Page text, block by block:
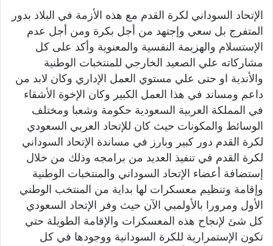
الإتحاد السوداني لكرة القدم مع هذه الأزمة في البلاد بدور
المتفرج بل سعي وإجتهد من أجل بكرة ومن أجل عدم
الإستسلام والهزيمة النفسية والمعنوية وأكد على كل
مشاركاته علي الصعيد الخارجي للمنتخبات الوطنية
والأندية او حتى علي مستوي العمل الإداري وكان لابد من
داعم ومساند في هذا العمل الكبير وكان الإخوة الأشقاء
في المملكة العربية السعودية حكومة وشعبا ومختلف
الوسائط والمكونات حيث كان للإتحاد العربي السعودي
لكرة القدم دور كبير وبارز في مساندة الإتحاد السوداني
لكرة القدم في تنفيذ العديد من برامجه وذلك من خلال
إستضافة أعضاء الإتحاد السوداني والمنتخبات الوطنية
وإقامة وتنظيم معسكرات لها بداية من المنتخب الوطني
الأول ومرورا بالأولمبي الآن حيث وفر الإتحاد السعودي
كل شئ لإنجاح هذه المعسكرات والإقامة الطويلة حتي
تكون الإستمرارية للكرة السودانية ووجودها في كل